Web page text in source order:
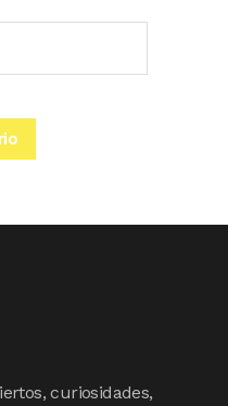
curiosidades,